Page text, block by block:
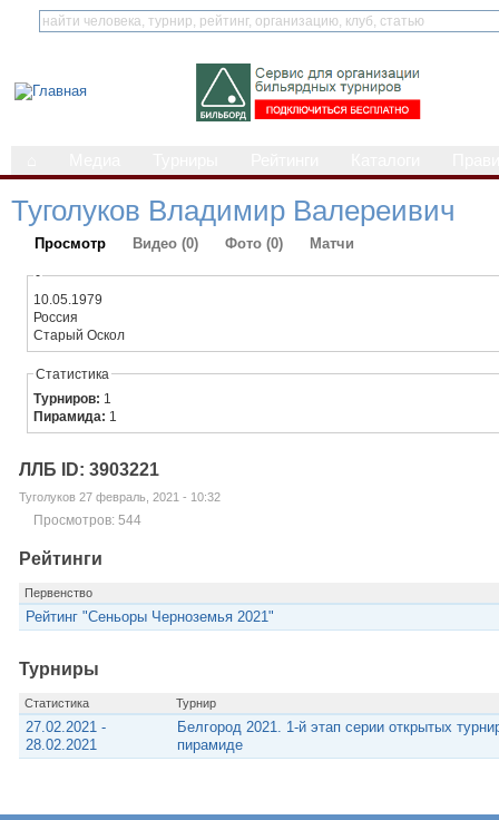
Туголуков Владимир Валереивич
Просмотр Видео (0) Фото (0) Матчи
-
10.05.1979
Россия
Старый Оскол
Статистика
Турниров: 1
Пирамида: 1
ЛЛБ ID: 3903221
Туголуков 27 февраль, 2021 - 10:32
Просмотров: 544
Рейтинги
Первенство
Рейтинг "Сеньоры Черноземья 2021"
Турниры
Статистика Турнир
27.02.2021 -
28.02.2021
Белгород 2021. 1-й этап серии открытых
пирамиде